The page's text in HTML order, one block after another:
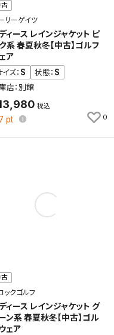
古
リーゲイツ
ィース レインジャケット ピ
系 春夏秋冬【中古】ゴルフ
ア
イズ： S 状態： S
店：別館
pt 0
古
ックゴルフ
ィース レインジャケット グ
ン系 春夏秋冬【中古】ゴル
ェア
検索条件一覧」に
ことなく簡単に開